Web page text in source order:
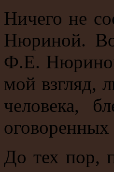
Ничего не
Нюриной.
Ф.Е.
мой взгляд,
человека,
До тех пор,